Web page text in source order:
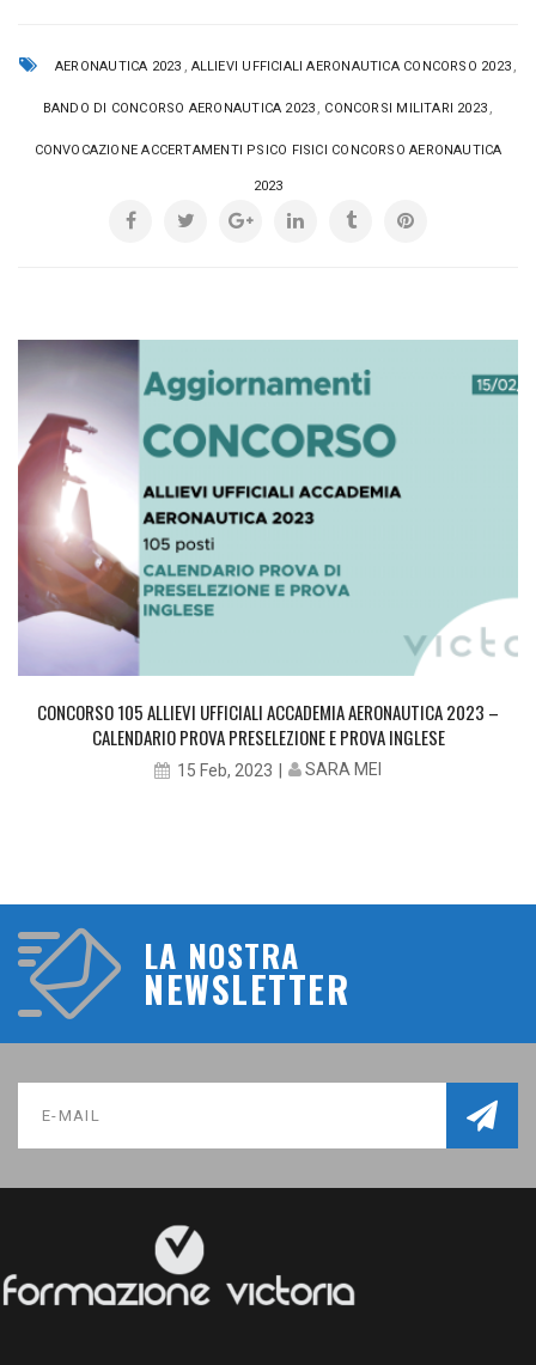
AERONAUTICA 2023 , ALLIEVI UFFICIALI AERONAUTICA CONCORSO 2023 ,
BANDO DI CONCORSO AERONAUTICA 2023 , CONCORSI MILITARI 2023 ,
CONVOCAZIONE ACCERTAMENTI PSICO FISICI CONCORSO AERONAUTICA
2023
CONCORSO 105 ALLIEVI UFFICIALI ACCADEMIA AERONAUTICA 2023 –
CALENDARIO PROVA PRESELEZIONE E PROVA INGLESE
15 Feb, 2023 SARA MEI
LA NOSTRA
NEWSLETTER